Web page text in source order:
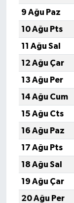
9 Ağu Paz
10 Ağu Pts
11 Ağu Sal
12 Ağu Çar
13 Ağu Per
14 Ağu Cum
15 Ağu Cts
16 Ağu Paz
17 Ağu Pts
18 Ağu Sal
19 Ağu Çar
20 Ağu Per